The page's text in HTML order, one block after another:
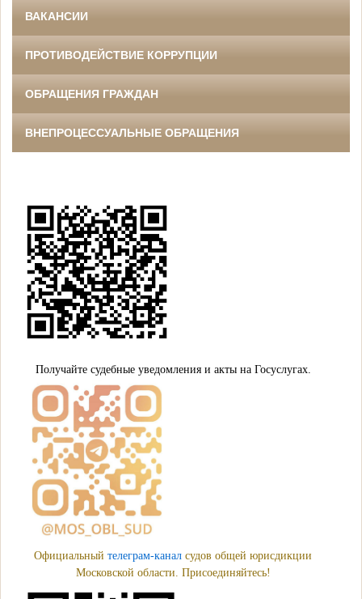
ВАКАНСИИ
ПРОТИВОДЕЙСТВИЕ КОРРУПЦИИ
ОБРАЩЕНИЯ ГРАЖДАН
ВНЕПРОЦЕССУАЛЬНЫЕ ОБРАЩЕНИЯ
Получайте судебные уведомления и акты на Госуслугах.
Официальный телеграм-канал судов общей юрисдикции
Московской области. Присоединяйтесь!